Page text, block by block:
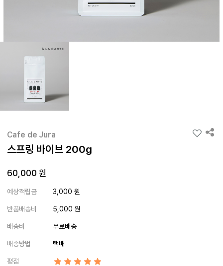
Cafe de Jura
스프링 바이브 200g
60,000 원
예상적립금 3,000 원
반품배송비 5,000 원
배송비 무료배송
배송방법 택배
평점